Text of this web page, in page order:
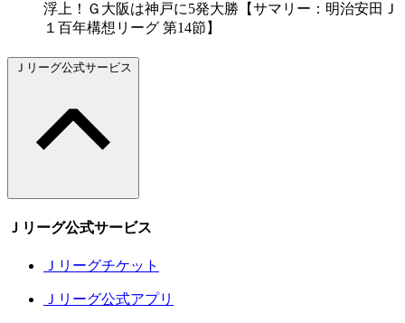
浮上！Ｇ大阪は神戸に5発大勝【サマリー：明治安田Ｊ
１百年構想リーグ 第14節】
Ｊリーグ公式サービス
Ｊリーグ公式サービス
Ｊリーグチケット
Ｊリーグ公式アプリ